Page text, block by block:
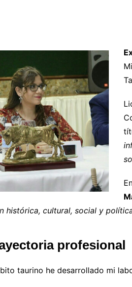
histórica, cultural, social y
profesional
taurino he desarrollado mi